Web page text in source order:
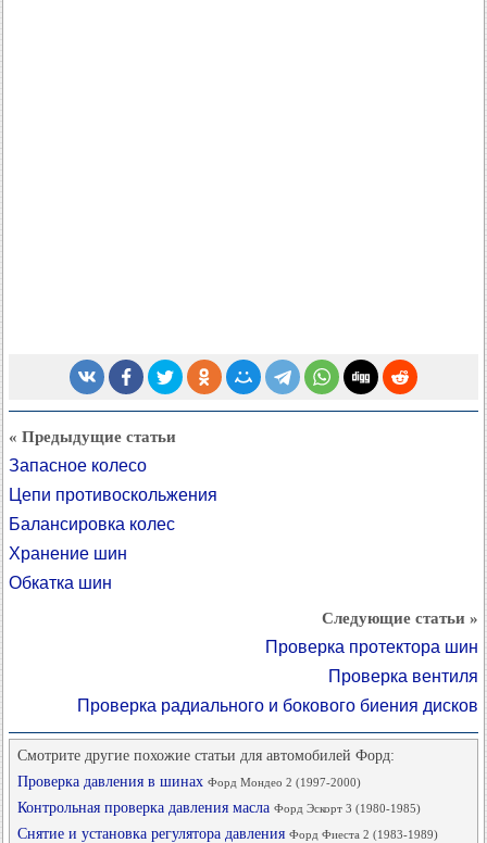
« Предыдущие статьи
Запасное колесо
Цепи противоскольжения
Балансировка колес
Хранение шин
Обкатка шин
Следующие статьи »
Проверка протектора шин
Проверка вентиля
Проверка радиального и бокового биения дисков
Смотрите другие похожие статьи для автомобилей Форд:
Проверка давления в шинах Форд Мондео 2 (1997-2000)
Контрольная проверка давления масла Форд Эскорт 3 (1980-1985)
Снятие и установка регулятора давления Форд Фиеста 2 (1983-1989)